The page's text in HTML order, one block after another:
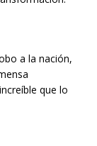
a la nación,
que lo